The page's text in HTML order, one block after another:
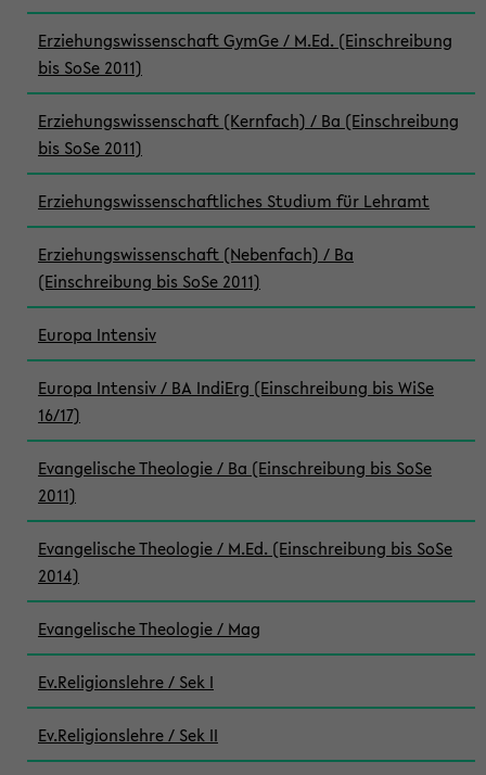
Erziehungswissenschaft GymGe / M.Ed. (Einschreibung
bis SoSe 2011)
Erziehungswissenschaft (Kernfach) / Ba (Einschreibung
bis SoSe 2011)
Erziehungswissenschaftliches Studium für Lehramt
Erziehungswissenschaft (Nebenfach) / Ba
(Einschreibung bis SoSe 2011)
Europa Intensiv
Europa Intensiv / BA IndiErg (Einschreibung bis WiSe
16/17)
Evangelische Theologie / Ba (Einschreibung bis SoSe
2011)
Evangelische Theologie / M.Ed. (Einschreibung bis SoSe
2014)
Evangelische Theologie / Mag
Ev.Religionslehre / Sek I
Ev.Religionslehre / Sek II